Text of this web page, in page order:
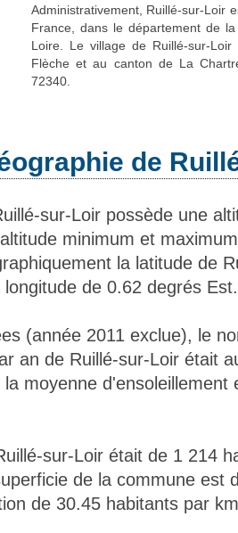
Administrativement, Ruillé-sur-Loir
France, dans le département de
Loire. Le village de Ruillé-sur-
Flèche et au canton de La
72340.
de
sur-Loir possède une
minimum et
la latitude de
de 0.62 degrés Est.
(année 2011 exclue), le
an de Ruillé-sur-Loir était
moyenne d'ensoleillement
sur-Loir était de 1 214
de la commune est
de 30.45 habitants par